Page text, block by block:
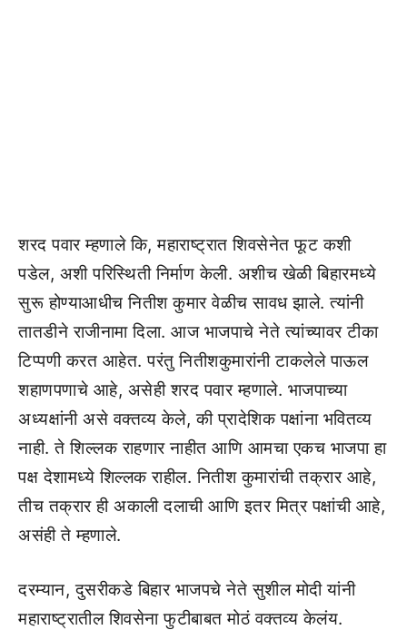
शरद पवार म्हणाले कि, महाराष्ट्रात शिवसेनेत फूट कशी
पडेल, अशी परिस्थिती निर्माण केली. अशीच खेळी बिहारमध्ये
सुरू होण्याआधीच नितीश कुमार वेळीच सावध झाले. त्यांनी
तातडीने राजीनामा दिला. आज भाजपाचे नेते त्यांच्यावर टीका
टिप्पणी करत आहेत. परंतु नितीशकुमारांनी टाकलेले पाऊल
शहाणपणाचे आहे, असेही शरद पवार म्हणाले. भाजपाच्या
अध्यक्षांनी असे वक्तव्य केले, की प्रादेशिक पक्षांना भवितव्य
नाही. ते शिल्लक राहणार नाहीत आणि आमचा एकच भाजपा हा
पक्ष देशामध्ये शिल्लक राहील. नितीश कुमारांची तक्रार आहे,
तीच तक्रार ही अकाली दलाची आणि इतर मित्र पक्षांची आहे,
असंही ते म्हणाले.
दरम्यान, दुसरीकडे बिहार भाजपचे नेते सुशील मोदी यांनी
महाराष्ट्रातील शिवसेना फुटीबाबत मोठं वक्तव्य केलंय.